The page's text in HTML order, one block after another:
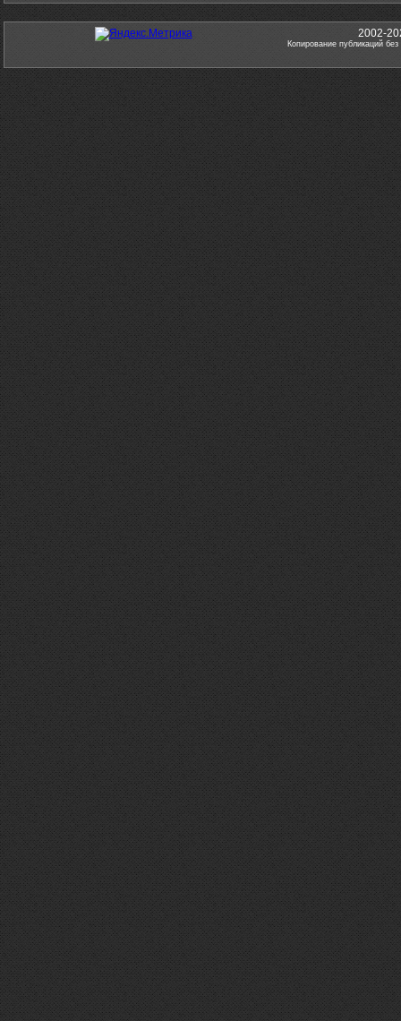
2002-
Копирование публикаций